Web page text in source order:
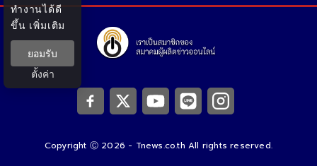
Copyright Ⓒ 2026 - Tnews.co.th All rights reserved.
ทำงานได้ดี
ขึ้น เพิ่มเติม
ยอมรับ
ตั้งค่า